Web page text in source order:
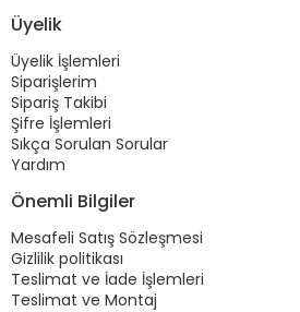
Üyelik
Üyelik İşlemleri
Siparişlerim
Sipariş Takibi
Şifre İşlemleri
Sıkça Sorulan Sorular
Yardım
Önemli Bilgiler
Mesafeli Satış Sözleşmesi
Gizlilik politikası
Teslimat ve İade İşlemleri
Teslimat ve Montaj